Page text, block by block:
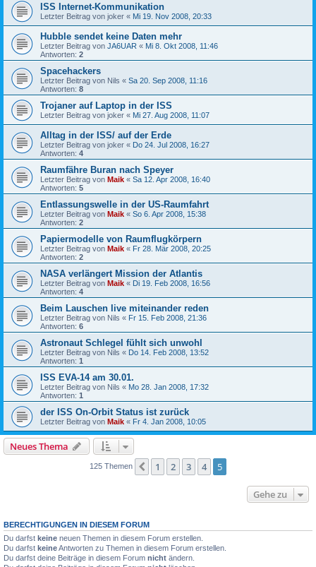
ISS Internet-Kommunikation
Letzter Beitrag von joker « Mi 19. Nov 2008, 20:33
Hubble sendet keine Daten mehr
Letzter Beitrag von JA6UAR « Mi 8. Okt 2008, 11:46
Antworten: 2
Spacehackers
Letzter Beitrag von Nils « Sa 20. Sep 2008, 11:16
Antworten: 8
Trojaner auf Laptop in der ISS
Letzter Beitrag von joker « Mi 27. Aug 2008, 11:07
Alltag in der ISS/ auf der Erde
Letzter Beitrag von joker « Do 24. Jul 2008, 16:27
Antworten: 4
Raumfähre Buran nach Speyer
Letzter Beitrag von Maik « Sa 12. Apr 2008, 16:40
Antworten: 5
Entlassungswelle in der US-Raumfahrt
Letzter Beitrag von Maik « So 6. Apr 2008, 15:38
Antworten: 2
Papiermodelle von Raumflugkörpern
Letzter Beitrag von Maik « Fr 28. Mär 2008, 20:25
Antworten: 2
NASA verlängert Mission der Atlantis
Letzter Beitrag von Maik « Di 19. Feb 2008, 16:56
Antworten: 4
Beim Lauschen live miteinander reden
Letzter Beitrag von Nils « Fr 15. Feb 2008, 21:36
Antworten: 6
Astronaut Schlegel fühlt sich unwohl
Letzter Beitrag von Nils « Do 14. Feb 2008, 13:52
Antworten: 1
ISS EVA-14 am 30.01.
Letzter Beitrag von Nils « Mo 28. Jan 2008, 17:32
Antworten: 1
der ISS On-Orbit Status ist zurück
Letzter Beitrag von Maik « Fr 4. Jan 2008, 10:05
Neues Thema
125 Themen Vorherige
1 2 3 4 5
Gehe zu
BERECHTIGUNGEN IN DIESEM FORUM
Du darfst keine neuen Themen in diesem Forum erstellen.
Du darfst keineAntworten zu Themen in diesem Forum erstellen.
Du darfst deine Beiträge in diesem Forum nicht ändern.